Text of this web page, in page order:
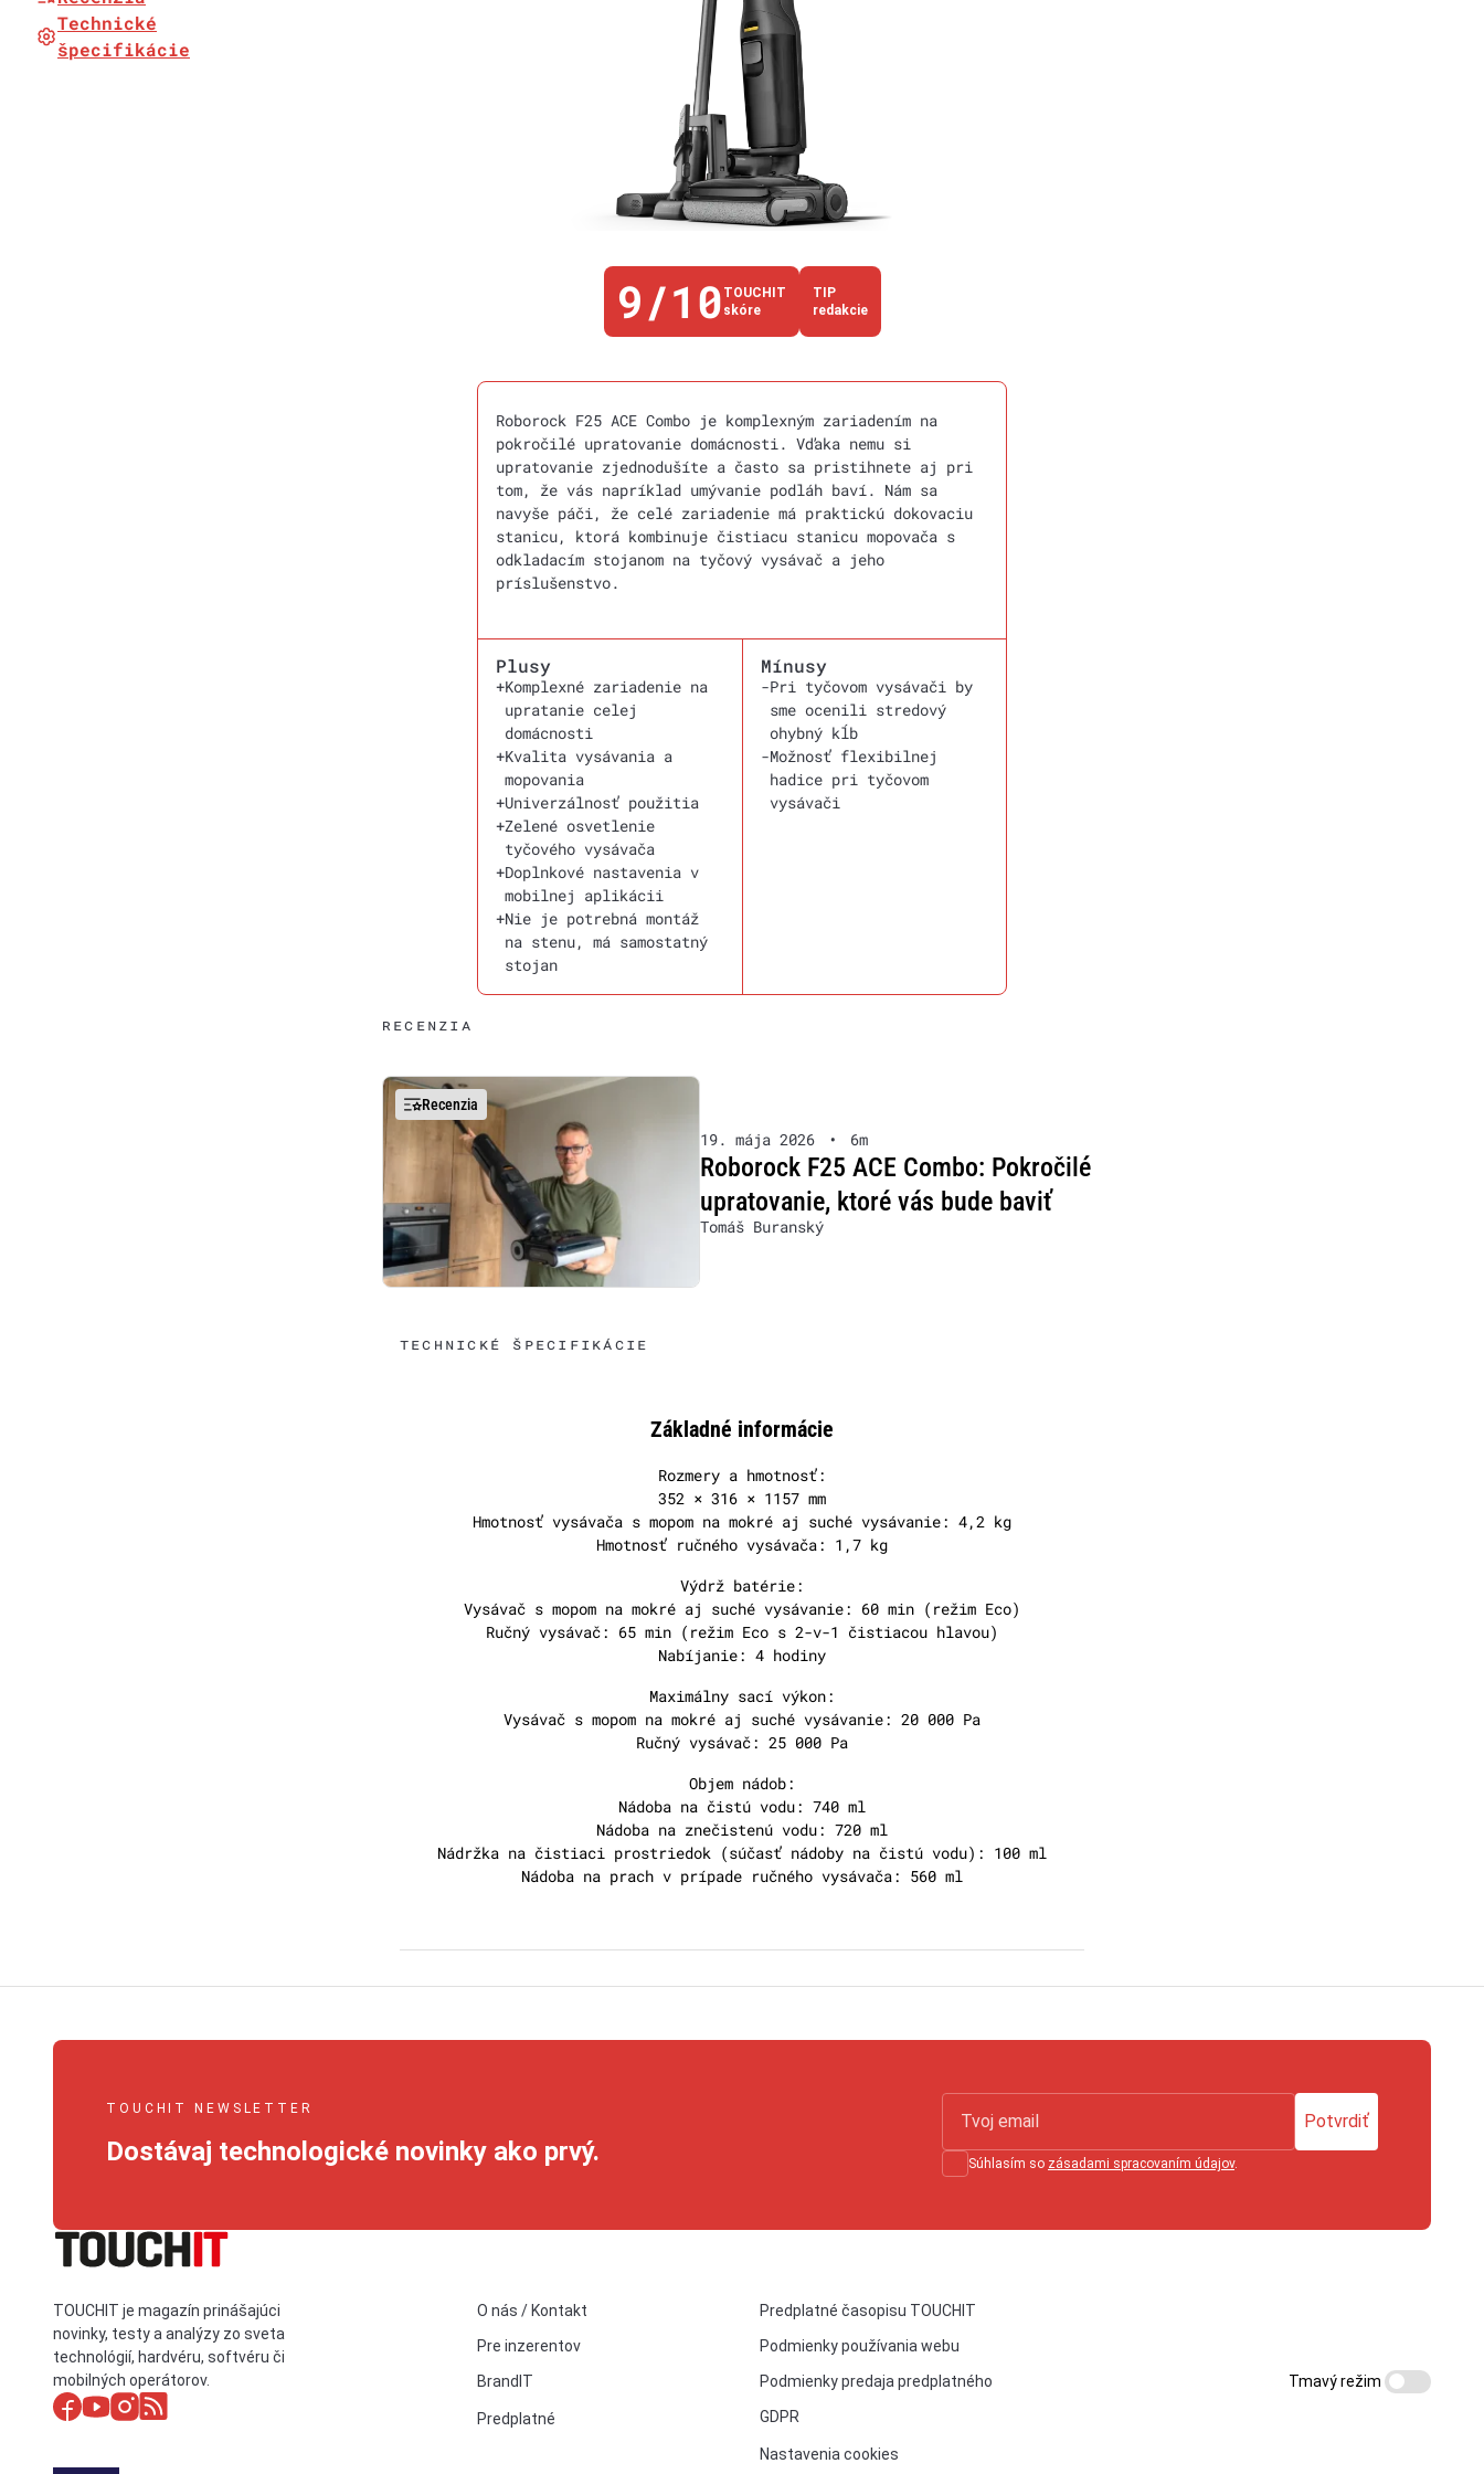
Technické
špecifikácie
9/10 TOUCHIT
skóre
TIP
redakcie
Roborock F25 ACE Combo je komplexným zariadením na
pokročilé upratovanie domácnosti. Vďaka nemu si
upratovanie zjednodušíte a často sa pristihnete aj pri
tom, že vás napríklad umývanie podláh baví. Nám sa
navyše páči, že celé zariadenie má praktickú dokovaciu
stanicu, ktorá kombinuje čistiacu stanicu mopovača s
odkladacím stojanom na tyčový vysávač a jeho
príslušenstvo.
Plusy
+Komplexné zariadenie na
upratanie celej
domácnosti
+Kvalita vysávania a
mopovania
+Univerzálnosť použitia
+Zelené osvetlenie
tyčového vysávača
+Doplnkové nastavenia v
mobilnej aplikácii
+Nie je potrebná montáž
na stenu, má samostatný
stojan
Mínusy
-Pri tyčovom vysávači by
sme ocenili stredový
ohybný kĺb
-Možnosť flexibilnej
hadice pri tyčovom
vysávači
RECENZIA
Recenzia
19. mája 2026 • 6m
Roborock F25 ACE Combo: Pokročilé
upratovanie, ktoré vás bude baviť
Tomáš Buranský
TECHNICKÉ ŠPECIFIKÁCIE
Základné informácie
Rozmery a hmotnosť:
352 × 316 × 1157 mm
Hmotnosť vysávača s mopom na mokré aj suché vysávanie: 4,2 kg
Hmotnosť ručného vysávača: 1,7 kg
Výdrž batérie:
Vysávač s mopom na mokré aj suché vysávanie: 60 min (režim Eco)
Ručný vysávač: 65 min (režim Eco s 2-v-1 čistiacou hlavou)
Nabíjanie: 4 hodiny
Maximálny sací výkon:
Vysávač s mopom na mokré aj suché vysávanie: 20 000 Pa
Ručný vysávač: 25 000 Pa
Objem nádob:
Nádoba na čistú vodu: 740 ml
Nádoba na znečistenú vodu: 720 ml
Nádržka na čistiaci prostriedok (súčasť nádoby na čistú vodu): 100 ml
Nádoba na prach v prípade ručného vysávača: 560 ml
TOUCHIT NEWSLETTER
Dostávaj technologické novinky ako prvý.
Potvrdiť
Súhlasím so zásadami spracovaním údajov.
TOUCHIT je magazín prinášajúci
novinky, testy a analýzy zo sveta
technológií, hardvéru, softvéru či
mobilných operátorov.
O nás / Kontakt
Pre inzerentov
BrandIT
Predplatné
Predplatné časopisu TOUCHIT
Podmienky používania webu
Podmienky predaja predplatného
GDPR
Nastavenia cookies
Tmavý režim